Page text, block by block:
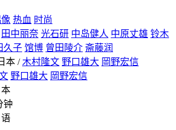
热血 时尚
田中丽奈 光石研 中岛健人 中原丈雄 铃木
久子 馆博 曾田陵介 斋藤润
本 /木村隆文 野口雄大 岡野宏信
野口雄大 岡野宏信
本
钟
语